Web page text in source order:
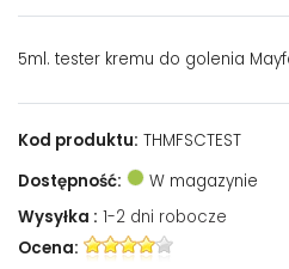
5ml. tester kremu do golenia
Kod produktu: THMFSCTEST
Dostępność:
W magazynie
Wysyłka : 1-2 dni robocze
Ocena: